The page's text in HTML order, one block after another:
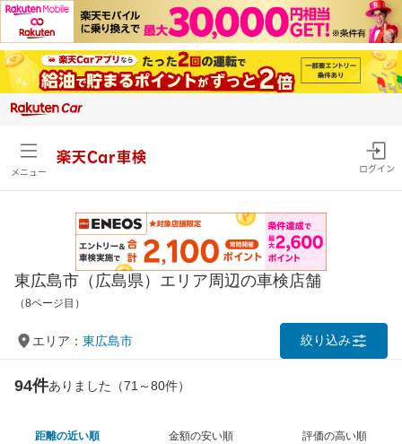
メニュー
楽天Car車検
ログイン
東広島市（広島県）エリア周辺の車検店舗
（8ページ目）
エリア： 東広島市 絞り込み
94件ありました（71～80件）
距離の近い順 金額の安い順 評価の高い順